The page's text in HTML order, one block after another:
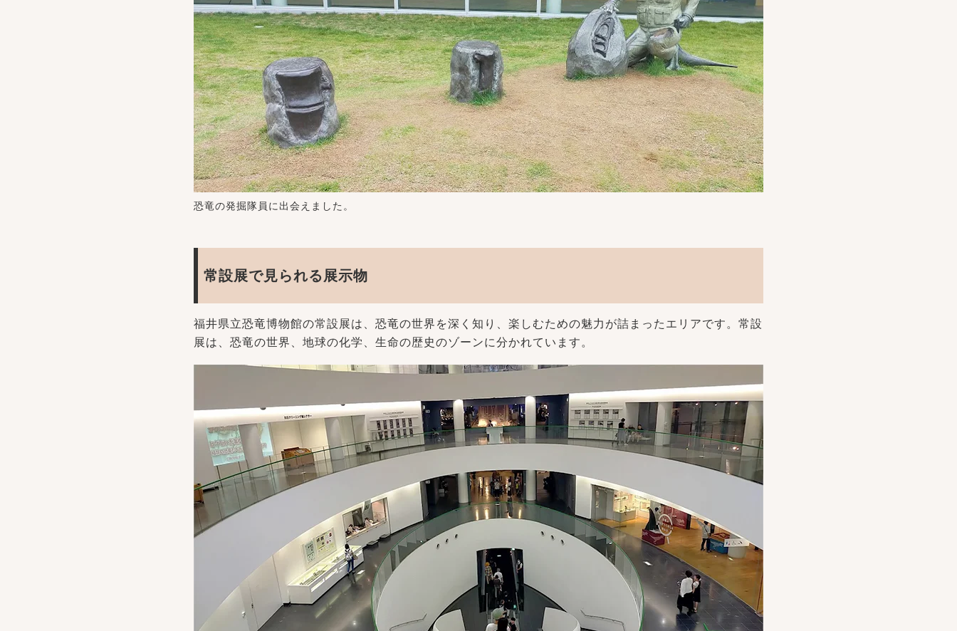
恐竜の発掘隊員に出会えました。
常設展で見られる展示物
福井県立恐竜博物館の常設展は、恐竜の世界を深く知り、楽しむための魅力が詰まったエリアです。常設
展は、恐竜の世界、地球の化学、生命の歴史のゾーンに分かれています。